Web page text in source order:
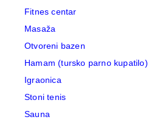
Fitnes centar
Masaža
Otvoreni bazen
Hamam (tursko parno kupatilo)
Igraonica
Stoni tenis
Sauna